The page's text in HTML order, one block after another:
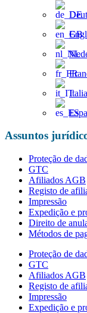
Assuntos
Proteção de
GTC
Afiliados AGB
Registo de
Impressão
Expedição e
Direito de
Métodos de
Proteção de
GTC
Afiliados AGB
Registo de
Impressão
Expedição e